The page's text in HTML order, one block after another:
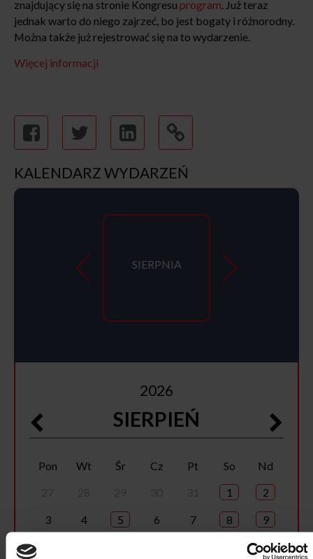
znajdujący się na stronie Kongresu program. Już teraz
jednak warto do niego zajrzeć, bo jest bogaty i różnorodny.
Można także już rejestrować się na to wydarzenie.
Więcej informacji
KALENDARZ WYDARZEŃ
SIERPNIA
2026
SIERPIEŃ
Pon Wt Śr Cz Pt So
Nd
1 2
3 4 5 6 7 8 9
16